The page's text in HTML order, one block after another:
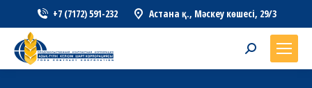
+7 (7172) 591-232 Астана қ., Мәскеу көшесі, 29/3
Search: